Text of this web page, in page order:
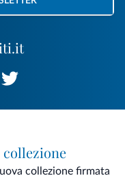
collezione firmata